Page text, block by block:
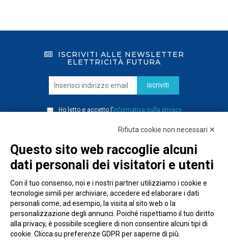
ISCRIVITI ALLE NEWSLETTER
ELETTRICITÀ FUTURA
iscriviti
Ho letto e accetto l’informativa sulla privacy
Rifiuta cookie non necessari ✕
Questo sito web raccoglie alcuni
dati personali dei visitatori e utenti
Con il tuo consenso, noi e i nostri partner utilizziamo i cookie e
tecnologie simili per archiviare, accedere ed elaborare i dati
personali come, ad esempio, la visita al sito web o la
personalizzazione degli annunci. Poiché rispettiamo il tuo diritto
alla privacy, è possibile scegliere di non consentire alcuni tipi di
cookie. Clicca su preferenze GDPR per saperne di più.